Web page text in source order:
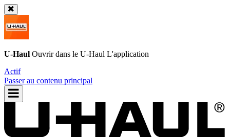
U-Haul Ouvrir dans le U-Haul L'application
Actif
Passer au contenu principal